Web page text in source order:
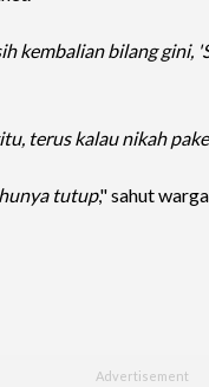
kembalian bilang gini,
terus kalau nikah
tutup," sahut